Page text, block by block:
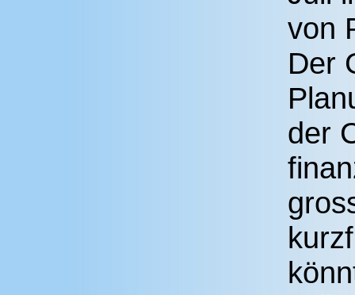
von
Der
der